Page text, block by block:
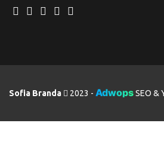
Sofia Branda 2023 - AdwopsSEO &